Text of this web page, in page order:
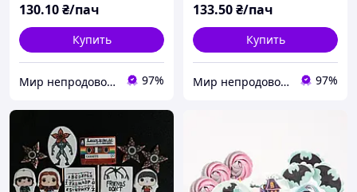
130.10₴/пач
Купить
Мир непродовольственных товаров 97%
133.50₴/пач
Купить
Мир непродовольственных товаров 97%